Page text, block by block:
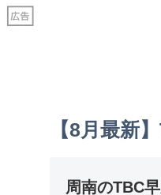
【8月最新
周南のTBC